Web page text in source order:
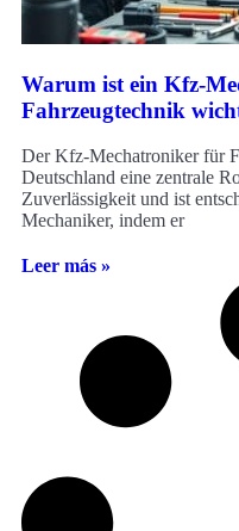
Warum ist ein Kfz-
Fahrzeugtechnik
Der Kfz‑Mechatroniker für
Deutschland eine zentrale
Zuverlässigkeit und ist
Mechaniker, indem er
Leer más »